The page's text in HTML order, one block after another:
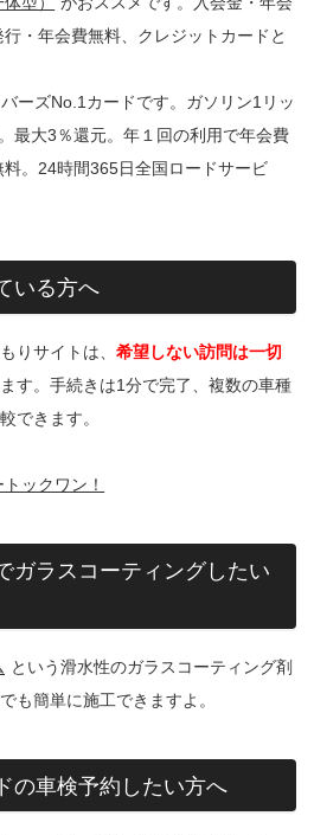
・年会費無料、クレジットカードと
ーズNo.1カードです。ガソリン1リッ
最大3％還元。年１回の利用で年会費
。24時間365日全国ロードサービ
いる方へ
りサイトは、 希望しない訪問は一切
す。手続きは1分で完了、複数の車種
できます。
ックワン！
ガラスコーティングしたい
という滑水性のガラスコーティング剤
も簡単に施工できますよ。
の車検予約したい方へ